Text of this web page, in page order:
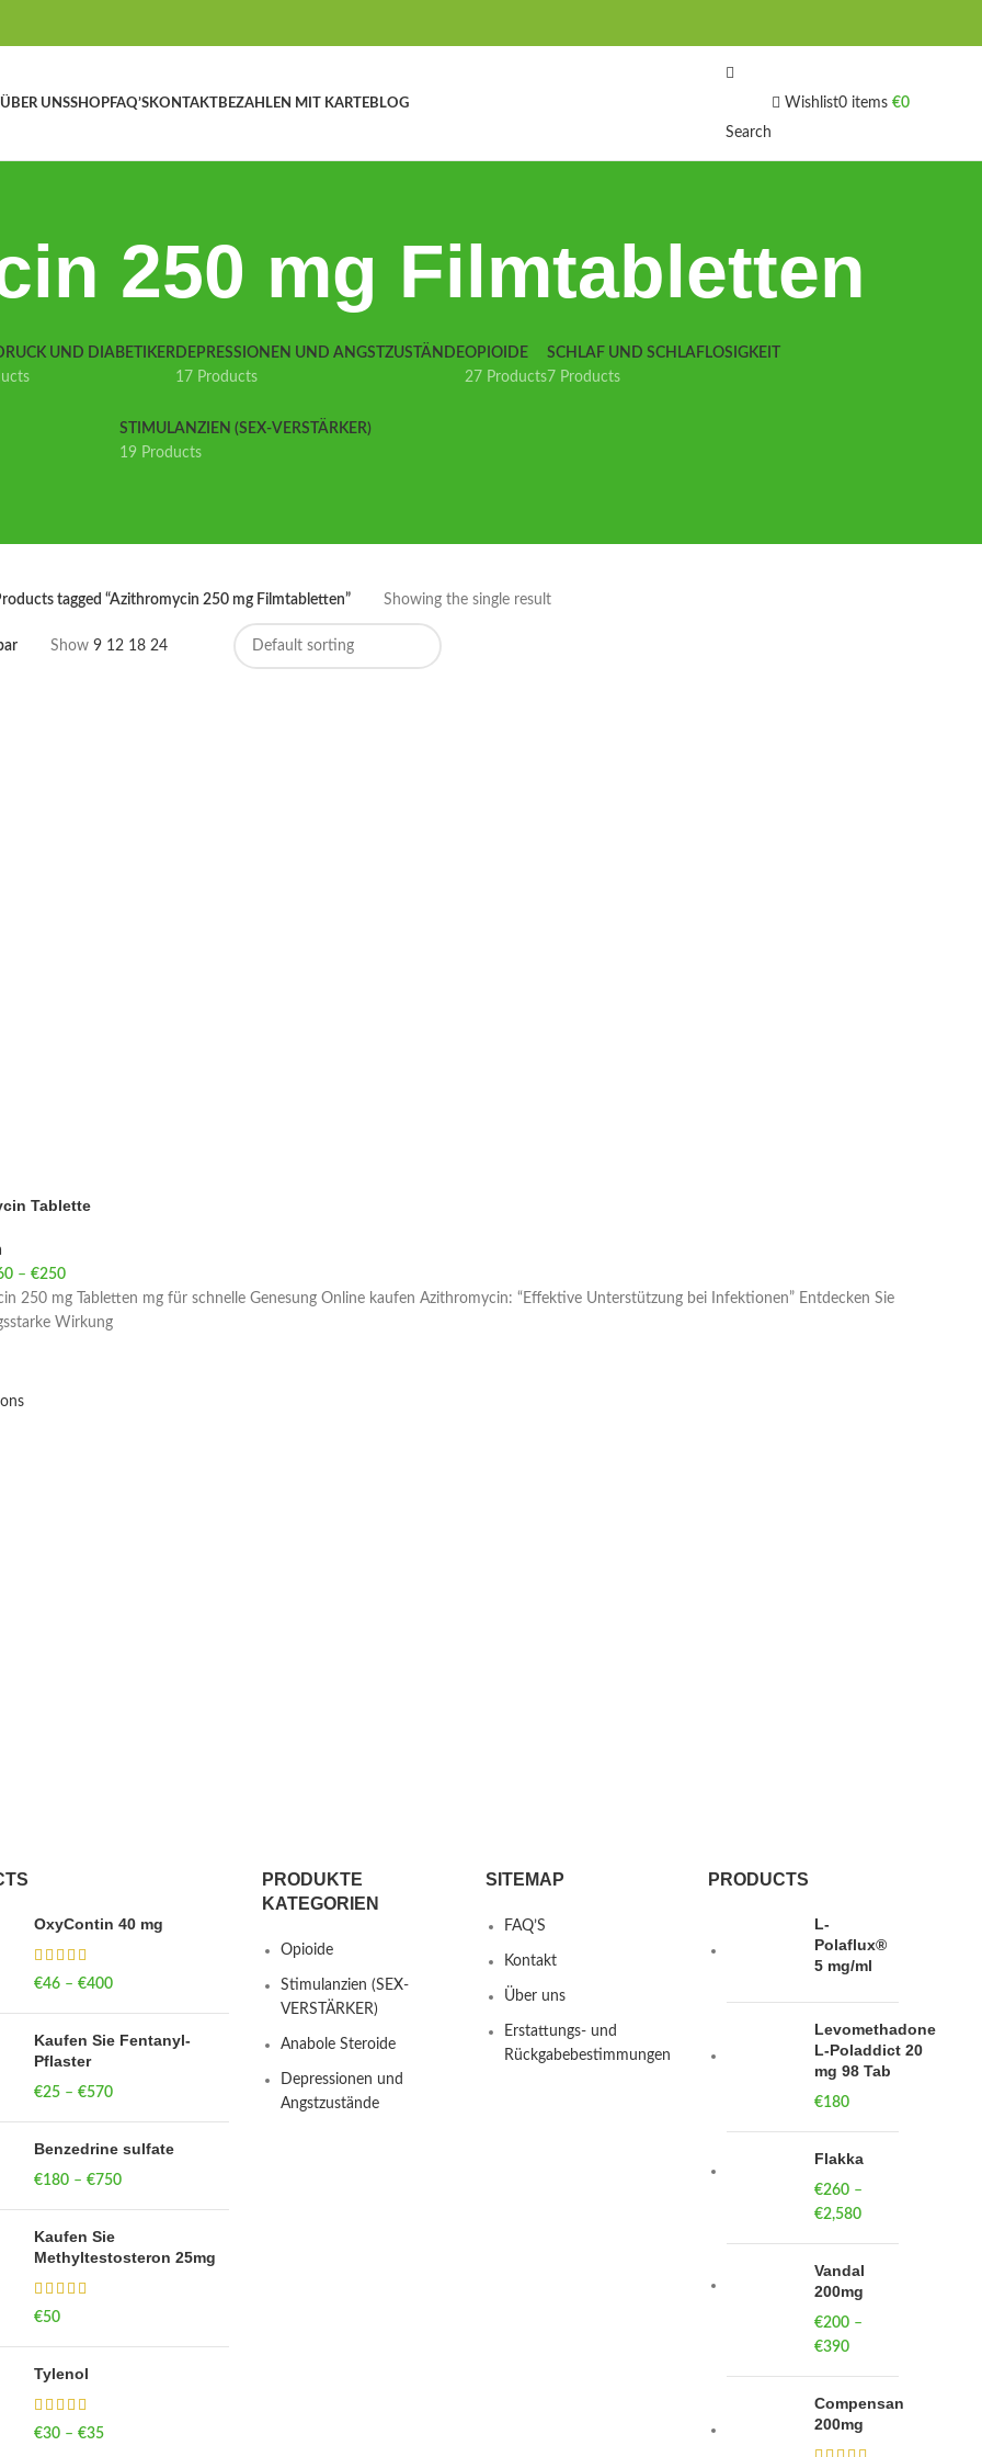
ÜBER UNSSHOPFAQ’SKONTAKTBEZAHLEN MIT KARTEBLOG
Search
Wishlist0 items €0
250 mg Filmtabletten
UND DIABETIKER DEPRESSIONEN UND ANGSTZUSTÄNDE
17 Products
OPIOIDE
27 Products
SCHLAF UND SCHLAFLOSIGKEIT
7 Products
STIMULANZIEN (SEX-VERSTÄRKER)
19 Products
tagged “Azithromycin 250 mg Filmtabletten” Showing the single result
Show 9 12 18 24
Tablette
– €250Price range: €60 through €250
250 mg Tabletten mg für schnelle Genesung Online kaufen Azithromycin: “Effektive Unterstützung bei Infektionen” Entdecken Sie
Wirkung
OxyContin 40 mg
€46 – €400Price range: €46
Kaufen Sie Fentanyl-
Pflaster
€25 – €570Price range: €25
Benzedrine sulfate
€180 – €750Price range: €180
Kaufen Sie
Methyltestosteron 25mg
€50
Tylenol
€30 – €35Price range: €30
PRODUKTE
KATEGORIEN
Opioide
Stimulanzien (SEX-
VERSTÄRKER)
Anabole Steroide
Depressionen und
Angstzustände
SITEMAP
FAQ’S
Kontakt
Über uns
Erstattungs- und
Rückgabebestimmungen
PRODUCTS
L-
Polaflux®
5 mg/ml
Levomethadone
L-Poladdict 20
mg 98 Tab
€180
Flakka
€260 –
€2,580
€260
through
Vandal
200mg
€200 –
€390
through
Compensan
200mg